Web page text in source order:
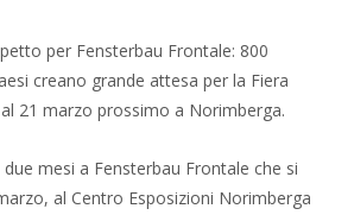
per Fensterbau Frontale: 800
creano grande attesa per la Fiera
21 marzo prossimo a Norimberga.
mesi a Fensterbau Frontale che si
al Centro Esposizioni Norimberga